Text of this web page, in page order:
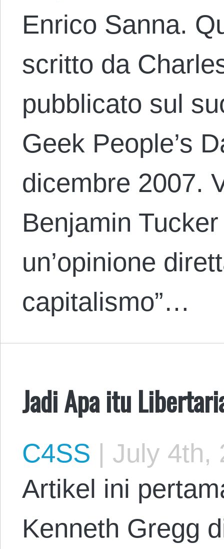
Enrico Sanna.
scritto da
pubblicato sul
Geek People’s
dicembre 2007.
Benjamin
un’opinione
capitalismo”…
Jadi Apa itu
C4SS | July 4th,
Artikel ini
Kenneth Gregg